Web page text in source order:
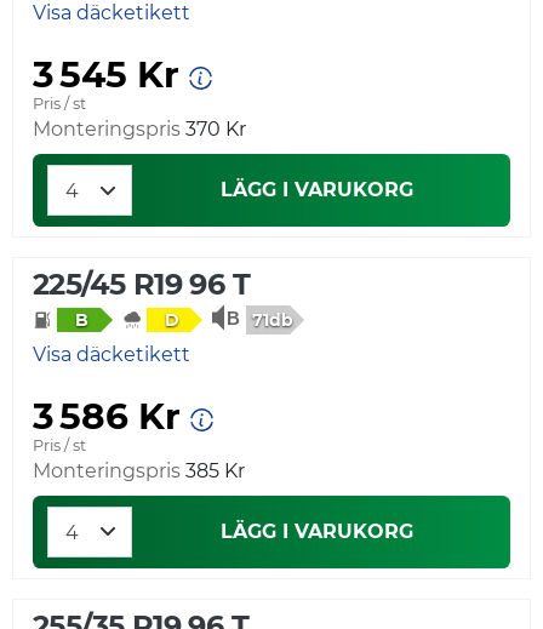
Visa däcketikett
3 545 Kr
Pris / st
Monteringspris 370 Kr
LÄGG I VARUKORG
225/45 R19 96 T
B D 71db
Visa däcketikett
3 586 Kr
Pris / st
Monteringspris 385 Kr
LÄGG I VARUKORG